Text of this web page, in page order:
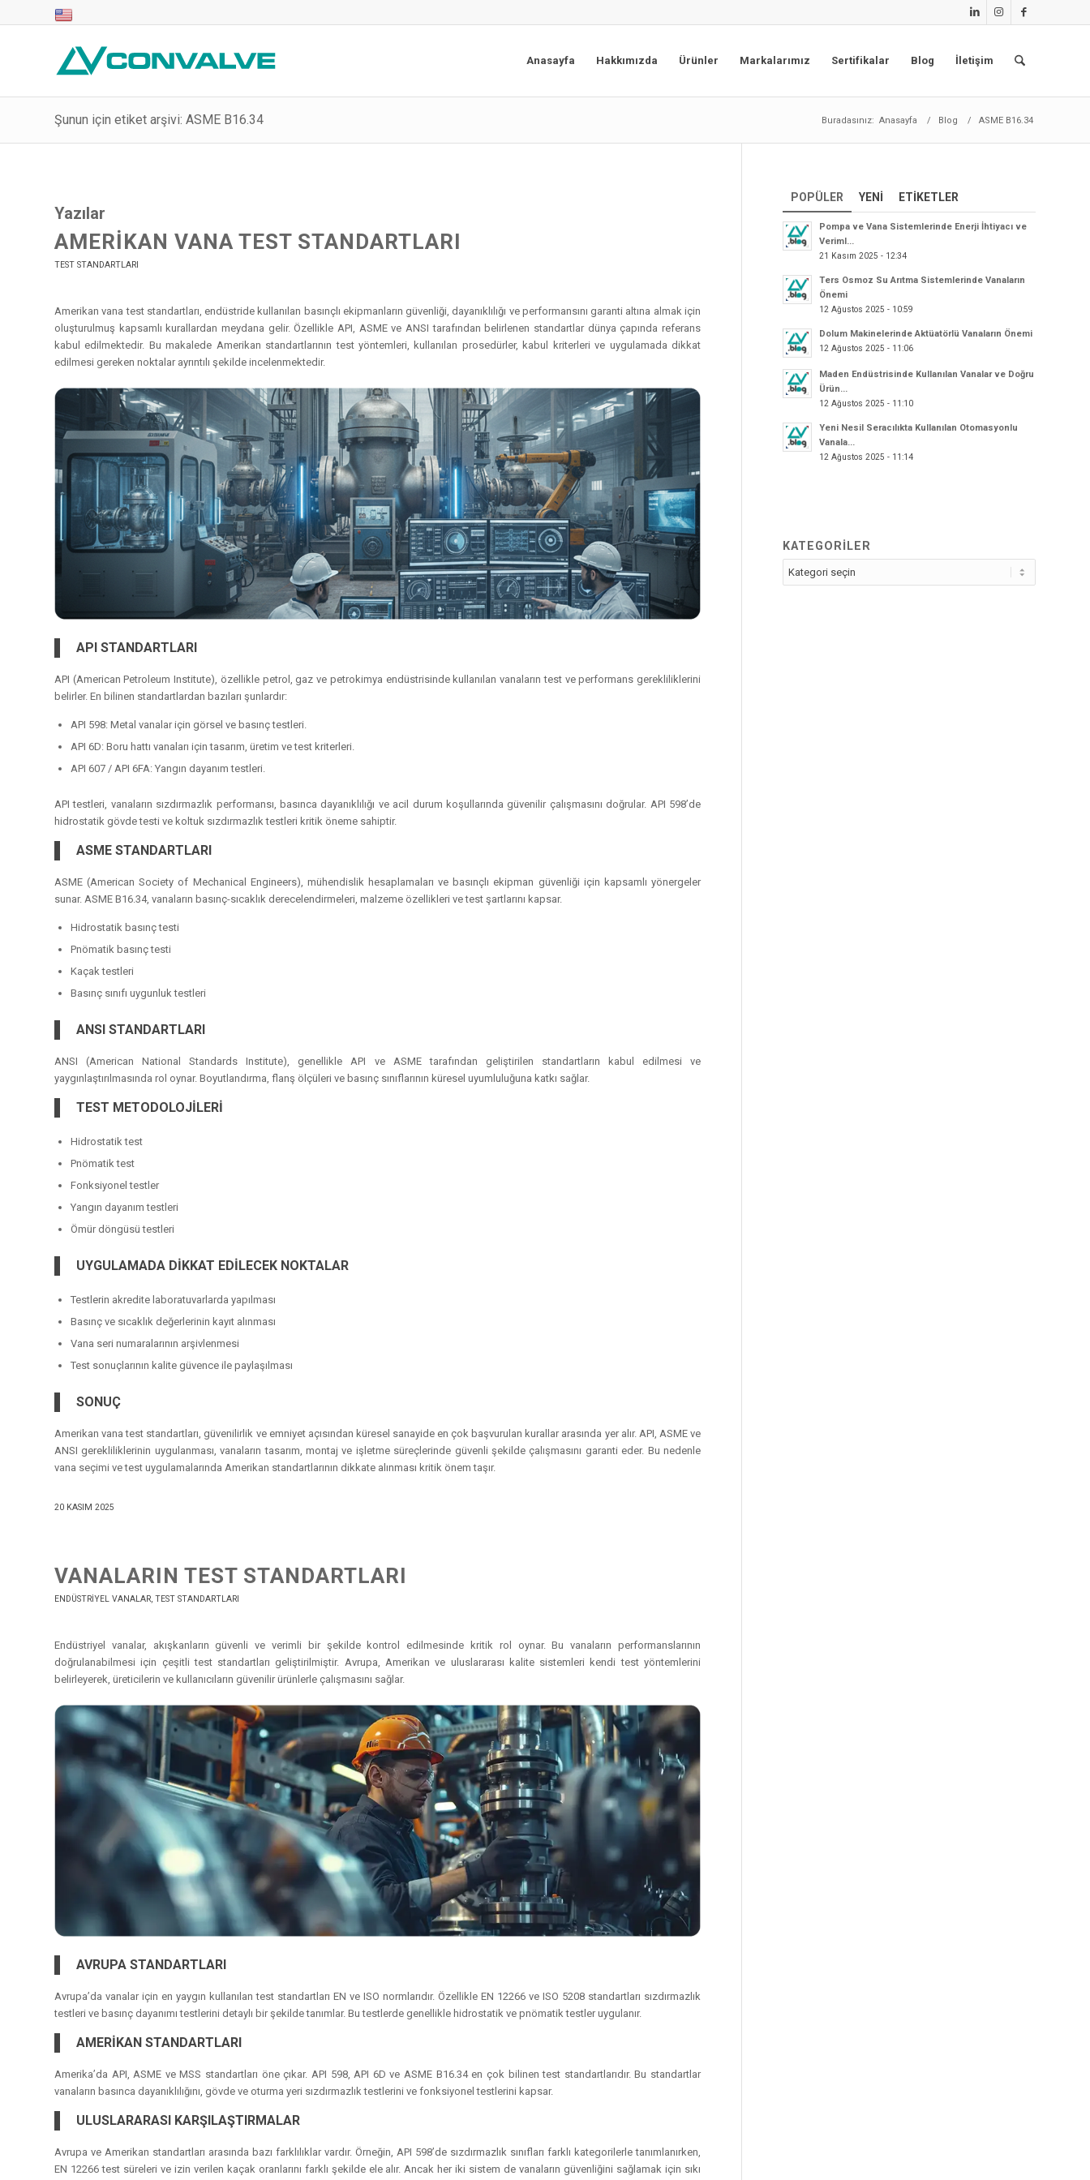
Anasayfa Hakkımızda Ürünler Markalarımız Sertifikalar Blog İletişim
Şunun için etiket arşivi: ASME B16.34 Buradasınız: Anasayfa / Blog / ASME B16.34
Yazılar
AMERIKAN VANA TEST STANDARTLARI
TEST STANDARTLARI
Amerikan vana test standartları, endüstride kullanılan basınçlı ekipmanların güvenliği, dayanıklılığı ve performansını garanti altına almak için
oluşturulmuş kapsamlı kurallardan meydana gelir. Özellikle API, ASME ve ANSI tarafından belirlenen standartlar dünya çapında referans
kabul edilmektedir. Bu makalede Amerikan standartlarının test yöntemleri, kullanılan prosedürler, kabul kriterleri ve uygulamada dikkat
edilmesi gereken noktalar ayrıntılı şekilde incelenmektedir.
API STANDARTLARI
API (American Petroleum Institute), özellikle petrol, gaz ve petrokimya endüstrisinde kullanılan vanaların test ve performans gerekliliklerini
belirler. En bilinen standartlardan bazıları şunlardır:
API 598: Metal vanalar için görsel ve basınç testleri.
API 6D: Boru hattı vanaları için tasarım, üretim ve test kriterleri.
API 607 / API 6FA: Yangın dayanım testleri.
API testleri, vanaların sızdırmazlık performansı, basınca dayanıklılığı ve acil durum koşullarında güvenilir çalışmasını doğrular. API 598’de
hidrostatik gövde testi ve koltuk sızdırmazlık testleri kritik öneme sahiptir.
ASME STANDARTLARI
ASME (American Society of Mechanical Engineers), mühendislik hesaplamaları ve basınçlı ekipman güvenliği için kapsamlı yönergeler
sunar. ASME B16.34, vanaların basınç-sıcaklık derecelendirmeleri, malzeme özellikleri ve test şartlarını kapsar.
Hidrostatik basınç testi
Pnömatik basınç testi
Kaçak testleri
Basınç sınıfı uygunluk testleri
ANSI STANDARTLARI
ANSI (American National Standards Institute), genellikle API ve ASME tarafından geliştirilen standartların kabul edilmesi ve
yaygınlaştırılmasında rol oynar. Boyutlandırma, flanş ölçüleri ve basınç sınıflarının küresel uyumluluğuna katkı sağlar.
TEST METODOLOJİLERİ
Hidrostatik test
Pnömatik test
Fonksiyonel testler
Yangın dayanım testleri
Ömür döngüsü testleri
UYGULAMADA DİKKAT EDİLECEK NOKTALAR
Testlerin akredite laboratuvarlarda yapılması
Basınç ve sıcaklık değerlerinin kayıt alınması
Vana seri numaralarının arşivlenmesi
Test sonuçlarının kalite güvence ile paylaşılması
SONUÇ
Amerikan vana test standartları, güvenilirlik ve emniyet açısından küresel sanayide en çok başvurulan kurallar arasında yer alır. API, ASME ve
ANSI gerekliliklerinin uygulanması, vanaların tasarım, montaj ve işletme süreçlerinde güvenli şekilde çalışmasını garanti eder. Bu nedenle
vana seçimi ve test uygulamalarında Amerikan standartlarının dikkate alınması kritik önem taşır.
20 KASIM 2025
VANALARIN TEST STANDARTLARI
ENDÜSTRIYEL VANALAR, TEST STANDARTLARI
Endüstriyel vanalar, akışkanların güvenli ve verimli bir şekilde kontrol edilmesinde kritik rol oynar. Bu vanaların performanslarının
doğrulanabilmesi için çeşitli test standartları geliştirilmiştir. Avrupa, Amerikan ve uluslararası kalite sistemleri kendi test yöntemlerini
belirleyerek, üreticilerin ve kullanıcıların güvenilir ürünlerle çalışmasını sağlar.
AVRUPA STANDARTLARI
Avrupa’da vanalar için en yaygın kullanılan test standartları EN ve ISO normlarıdır. Özellikle EN 12266 ve ISO 5208 standartları sızdırmazlık
testleri ve basınç dayanımı testlerini detaylı bir şekilde tanımlar. Bu testlerde genellikle hidrostatik ve pnömatik testler uygulanır.
AMERİKAN STANDARTLARI
Amerika’da API, ASME ve MSS standartları öne çıkar. API 598, API 6D ve ASME B16.34 en çok bilinen test standartlarıdır. Bu standartlar
vanaların basınca dayanıklılığını, gövde ve oturma yeri sızdırmazlık testlerini ve fonksiyonel testlerini kapsar.
ULUSLARARASI KARŞILAŞTIRMALAR
Avrupa ve Amerikan standartları arasında bazı farklılıklar vardır. Örneğin, API 598’de sızdırmazlık sınıfları farklı kategorilerle tanımlanırken,
EN 12266 test süreleri ve izin verilen kaçak oranlarını farklı şekilde ele alır. Ancak her iki sistem de vanaların güvenliğini sağlamak için sıkı
POPÜLER YENI ETIKETLER
Pompa ve Vana Sistemlerinde Enerji İhtiyacı ve
Veriml...
21 Kasım 2025 - 12:34
Ters Osmoz Su Arıtma Sistemlerinde Vanaların
Önemi
12 Ağustos 2025 - 10:59
Dolum Makinelerinde Aktüatörlü Vanaların Önemi
12 Ağustos 2025 - 11:06
Maden Endüstrisinde Kullanılan Vanalar ve Doğru
Ürün...
12 Ağustos 2025 - 11:10
Yeni Nesil Seracılıkta Kullanılan Otomasyonlu
Vanala...
12 Ağustos 2025 - 11:14
KATEGORİLER